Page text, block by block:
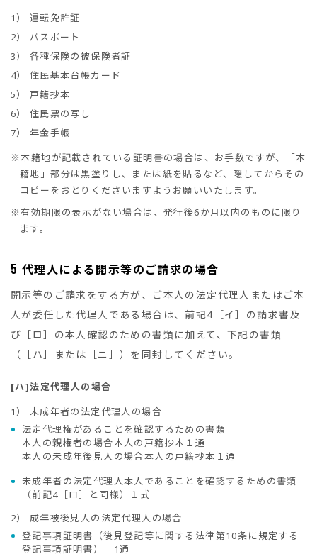
1）
運転免許証
2）
パスポート
3）
各種保険の被保険者証
4）
住民基本台帳カード
5）
戸籍抄本
6）
住民票の写し
7）
年金手帳
※本籍地が記載されている証明書の場合は、お手数ですが、「本
籍地」部分は黒塗りし、または紙を貼るなど、隠してからその
コピーをおとりくださいますようお願いいたします。
※有効期限の表示がない場合は、発行後6か月以内のものに限り
ます。
5 代理人による開示等のご請求の場合
開示等のご請求をする方が、ご本人の法定代理人またはご本
人が委任した代理人である場合は、前記4［イ］の請求書及
び［ロ］の本人確認のための書類に加えて、下記の書類
（［ハ］または［ニ］）を同封してください。
[ハ]法定代理人の場合
1）
未成年者の法定代理人の場合
法定代理権があることを確認するための書類
本人の親権者の場合本人の戸籍抄本１通
本人の未成年後見人の場合本人の戸籍抄本１通
未成年者の法定代理人本人であることを確認するための書類
（前記4［ロ］と同様）１式
2）
成年被後見人の法定代理人の場合
登記事項証明書（後見登記等に関する法律第10条に規定する
登記事項証明書） 1通